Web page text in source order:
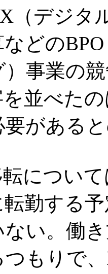
（デジタ
どの
）事業の
を並べた
要がある
について
転勤する
い。働
つもりで